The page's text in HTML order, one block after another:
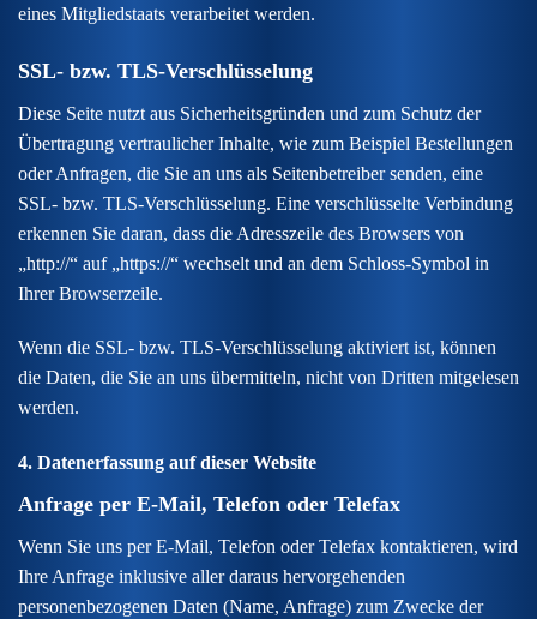
eines Mitgliedstaats verarbeitet werden.
SSL- bzw. TLS-Verschlüsselung
Diese Seite nutzt aus Sicherheitsgründen und zum Schutz der
Übertragung vertraulicher Inhalte, wie zum Beispiel Bestellungen
oder Anfragen, die Sie an uns als Seitenbetreiber senden, eine
SSL- bzw. TLS-Verschlüsselung. Eine verschlüsselte Verbindung
erkennen Sie daran, dass die Adresszeile des Browsers von
„http://“ auf „https://“ wechselt und an dem Schloss-Symbol in
Ihrer Browserzeile.
Wenn die SSL- bzw. TLS-Verschlüsselung aktiviert ist, können
die Daten, die Sie an uns übermitteln, nicht von Dritten mitgelesen
werden.
4. Datenerfassung auf dieser Website
Anfrage per E-Mail, Telefon oder Telefax
Wenn Sie uns per E-Mail, Telefon oder Telefax kontaktieren, wird
Ihre Anfrage inklusive aller daraus hervorgehenden
personenbezogenen Daten (Name, Anfrage) zum Zwecke der